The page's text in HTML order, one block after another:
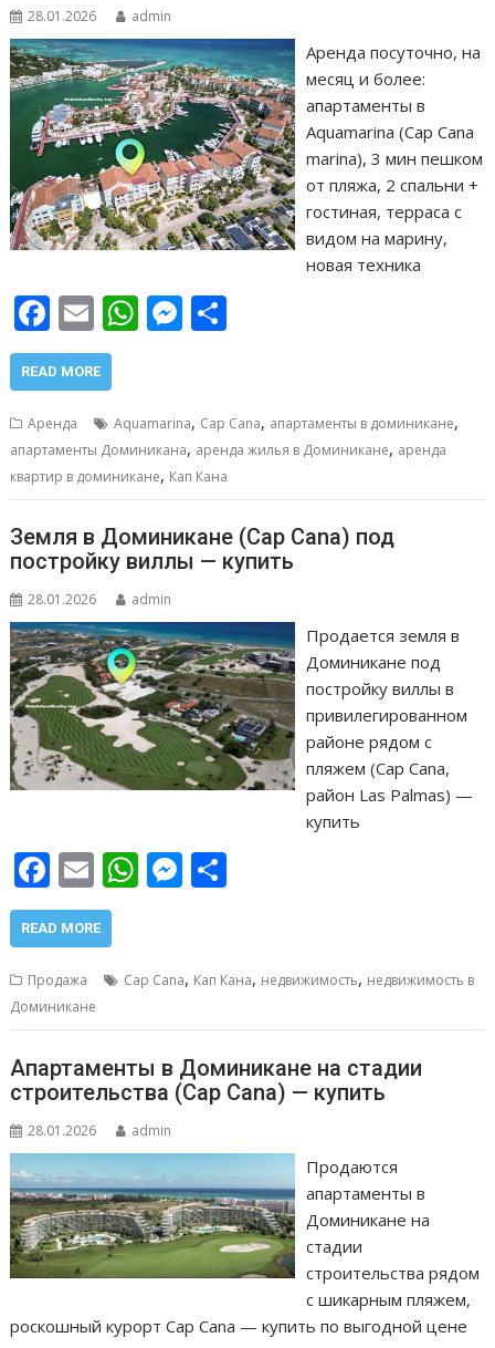
28.01.2026 admin
Аренда посуточно, на
месяц и более:
апартаменты в
Aquamarina (Cap Cana
marina), 3 мин пешком
от пляжа, 2 спальни +
гостиная, терраса с
видом на марину,
новая техника
F
ac
e
b
o
o
k
E
m
ai
l
W
s
A
p
p
M
e
n
g
er
р
а
в
и
т
READ MORE
Аренда Aquamarina, Cap Cana, апартаменты в доминикане,
апартаменты Доминикана, аренда жилья в Доминикане, аренда
квартир в доминикане, Кап Кана
Земля в Доминикане (Cap Cana) под
постройку виллы — купить
28.01.2026 admin
Продается земля в
Доминикане под
постройку виллы в
привилегированном
районе рядом с
пляжем (Cap Cana,
район Las Palmas) —
купить
F
ac
e
b
o
o
k
E
m
ai
W
s
p
p
M
e
g
er
р
в
и
ь
READ MORE
Продажа Cap Cana, Кап Кана, недвижимость, недвижимость в
Доминикане
Апартаменты в Доминикане на стадии
строительства (Cap Cana) — купить
28.01.2026 admin
Продаются
апартаменты в
Доминикане на
стадии
строительства рядом
с шикарным пляжем,
роскошный курорт Cap Cana — купить по выгодной цене